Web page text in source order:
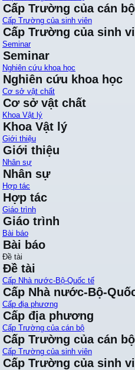
Cấp Trường của cán bộ
Cấp Trường của sinh viên
Cấp Trường của sinh
Seminar
Seminar
Nghiên cứu khoa học
Nghiên cứu khoa học
Cơ sở vật chất
Cơ sở vật chất
Khoa Vật lý
Khoa Vật lý
Giới thiệu
Giới thiệu
Nhân sự
Nhân sự
Hợp tác
Hợp tác
Giáo trình
Giáo trình
Bài báo
Bài báo
Đề tài
Đề tài
Cấp Nhà nước-Bộ-Quốc tế
Cấp Nhà nước-Bộ-
Cấp địa phương
Cấp địa phương
Cấp Trường của cán bộ
Cấp Trường của cán bộ
Cấp Trường của sinh viên
Cấp Trường của sinh